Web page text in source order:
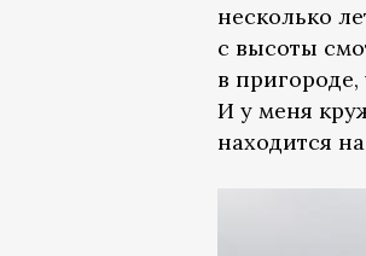
несколько
с высоты
в пригороде,
И у меня
находится